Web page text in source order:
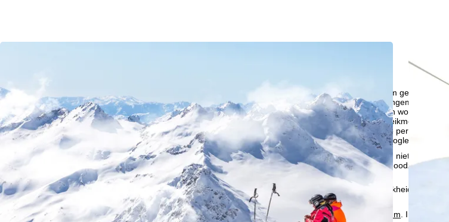
Om onze website te optimaliseren, gebruiken we cookies om
ook delen met onze partners. Gebruiksprofielen worden aangemaakt op
eindapparaat- en browserinformatie. Deze gebruiksprofielen worden
productaanbevelingen, geïndividualiseerde reclame en bereikmeting.
moment in te trekken), wat ook de overdracht van bepaalde persoonlijke
buiten de Europese Economische Ruimte inhoudt, zoals Google of
Door opaccepterente klikken, accepteert u het gebruik van niet-
weigerenklikt, gebruiken we alleen diensten die technisch noodzakelijk
contract.
Meer informatie over het gebruik van cookies en de mogelijkheid om uw
overCookie-Policy.
Informatie over de verantwoordelijke vind je in het
Impressum. Informatie
g
n
a